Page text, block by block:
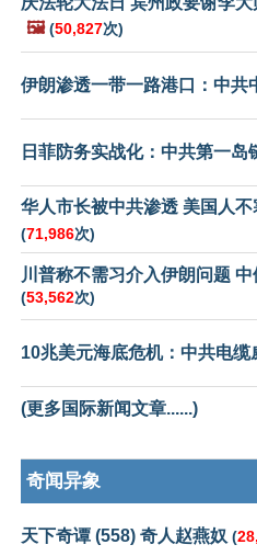
🖼️ (50,827次)
伊朗渗透一带一路港口：中共
日菲防务实战化：中共第一岛
华人市长被中共渗透 美国人不
(71,986次)
川普称不需习介入伊朗问题
(53,562次)
10兆美元海底危机：中共电缆
(更多国际新闻文章......)
奇闻异象
天下奇谭 (558) 奇人赵燕奴 (